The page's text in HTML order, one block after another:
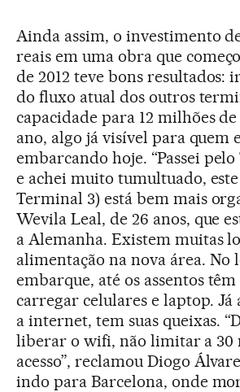
Ainda assim, o investimento
reais em uma obra que
de 2012 teve bons resultados:
do fluxo atual dos outros
capacidade para 12 milhões
ano, algo já visível para quem
embarcando hoje. “Passei
e achei muito tumultuado,
Terminal 3) está bem mais
Wevila Leal, de 26 anos, que
a Alemanha. Existem muitas
alimentação na nova área. No
embarque, até os assentos
carregar celulares e laptop. Já
a internet, tem suas queixas.
liberar o wifi, não limitar a 30
acesso”, reclamou Diogo
indo para Barcelona, onde